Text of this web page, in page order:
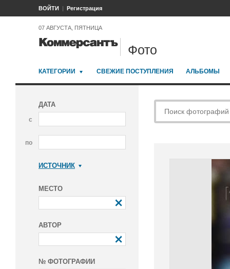
ВОЙТИ Регистрация
07 АВГУСТА, ПЯТНИЦА
Фото
КАТЕГОРИИ СВЕЖИЕ ПОСТУПЛЕНИЯ АЛЬБОМЫ
ДАТА
с
по
ИСТОЧНИК
МЕСТО
АВТОР
№ ФОТОГРАФИИ